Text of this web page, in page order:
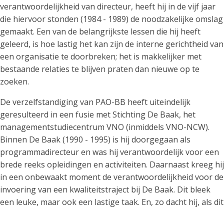
verantwoordelijkheid van directeur, heeft hij in de vijf jaar
die hiervoor stonden (1984 - 1989) de noodzakelijke omslag
gemaakt. Een van de belangrijkste lessen die hij heeft
geleerd, is hoe lastig het kan zijn de interne gerichtheid van
een organisatie te doorbreken; het is makkelijker met
bestaande relaties te blijven praten dan nieuwe op te
zoeken.
De verzelfstandiging van PAO-BB heeft uiteindelijk
geresulteerd in een fusie met Stichting De Baak, het
managementstudiecentrum VNO (inmiddels VNO-NCW).
Binnen De Baak (1990 - 1995) is hij doorgegaan als
programmadirecteur en was hij verantwoordelijk voor een
brede reeks opleidingen en activiteiten. Daarnaast kreeg hij
in een onbewaakt moment de verantwoordelijkheid voor de
invoering van een kwaliteitstraject bij De Baak. Dit bleek
een leuke, maar ook een lastige taak. En, zo dacht hij, als dit